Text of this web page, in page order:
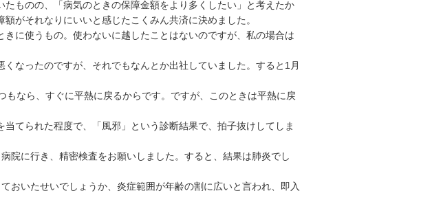
ものの、「病気のときの保障金額をより多くしたい」と考えたか
がそれなりにいいと感じたこくみん共済に決めました。
に使うもの。使わないに越したことはないのですが、私の場合は
なったのですが、それでもなんとか出社していました。すると1月
なら、すぐに平熱に戻るからです。ですが、このときは平熱に戻
てられた程度で、「風邪」という診断結果で、拍子抜けしてしま
に行き、精密検査をお願いしました。すると、結果は肺炎でし
いたせいでしょうか、炎症範囲が年齢の割に広いと言われ、即入